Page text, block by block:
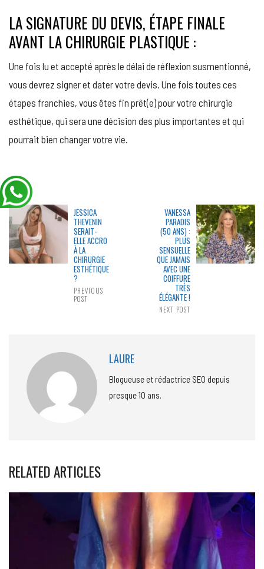
LA SIGNATURE DU DEVIS, ÉTAPE FINALE
AVANT LA CHIRURGIE PLASTIQUE :
Une fois lu et accepté après le délai de réflexion susmentionné,
vous devrez signer et dater votre devis. Une fois toutes ces
étapes franchies, vous êtes fin prêt(e) pour votre chirurgie
esthétique, qui sera une décision des plus importantes et qui
pourrait bien changer votre vie.
JESSICA
THEVENIN
SERAIT-
ELLE ACCRO
À LA
CHIRURGIE
ESTHÉTIQUE
?
PREVIOUS
POST
VANESSA
PARADIS
(50 ANS) :
PLUS
SENSUELLE
QUE JAMAIS
AVEC UNE
COIFFURE
TRÈS
ÉLÉGANTE !
NEXT POST
LAURE
Blogueuse et rédactrice SEO depuis
presque 10 ans.
RELATED ARTICLES